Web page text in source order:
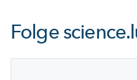
Folge